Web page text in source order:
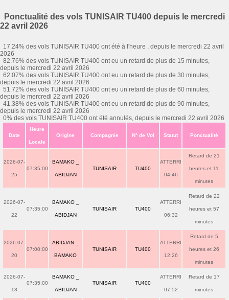
Ponctualité des vols TUNISAIR TU400 depuis le mercredi
22 avril 2026
17.24% des vols TUNISAIR TU400 ont été à l'heure , depuis le mercredi 22 avril
2026
82.76% des vols TUNISAIR TU400 ont eu un retard de plus de 15 minutes,
depuis le mercredi 22 avril 2026
62.07% des vols TUNISAIR TU400 ont eu un retard de plus de 30 minutes,
depuis le mercredi 22 avril 2026
51.72% des vols TUNISAIR TU400 ont eu un retard de plus de 60 minutes,
depuis le mercredi 22 avril 2026
41.38% des vols TUNISAIR TU400 ont eu un retard de plus de 90 minutes,
depuis le mercredi 22 avril 2026
0% des vols TUNISAIR TU400 ont été annulés, depuis le mercredi 22 avril 2026
Date
Heure
Locale
Origine Compagnie N° de Vol Statut Ponctualité
2026-07-
25
07:35:00
BAMAKO _
ABIDJAN
TUNISAIR TU400
ATTERRI
04:46
Retard de 21
heures et 11
minutes
2026-07-
22
07:35:00
BAMAKO _
ABIDJAN
TUNISAIR TU400
ATTERRI
06:32
Retard de 22
heures et 57
minutes
2026-07-
20
07:00:00
ABIDJAN _
BAMAKO
TUNISAIR TU400
ATTERRI
12:26
Retard de 5
heures et 26
minutes
2026-07-
18
07:35:00
BAMAKO _
ABIDJAN
TUNISAIR TU400
ATTERRI
07:52
Retard de 17
minutes